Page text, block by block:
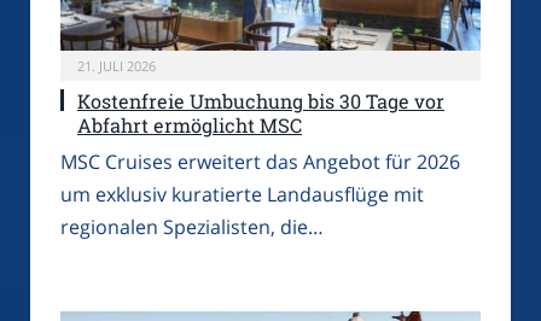
21. JULI 2026
Kostenfreie Umbuchung bis 30 Tage vor
Abfahrt ermöglicht MSC
MSC Cruises erweitert das Angebot für 2026
um exklusiv kuratierte Landausflüge mit
regionalen Spezialisten, die…